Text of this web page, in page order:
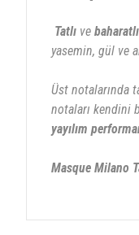
Tatlı ve baharatlı
yasemin, gül ve
Üst notalarında
notaları kendini
yayılım
Masque Milano